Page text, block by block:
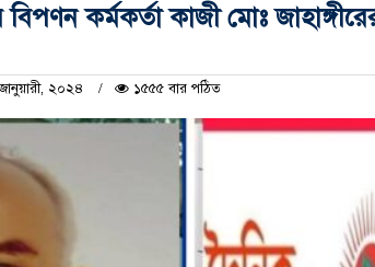
কর্মকর্তা কাজী মোঃ
২০২৪ ১৫৫৫ বার পঠিত